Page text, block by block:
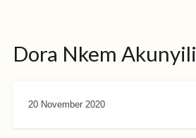
Dora Nkem Akunyili
20 November 2020